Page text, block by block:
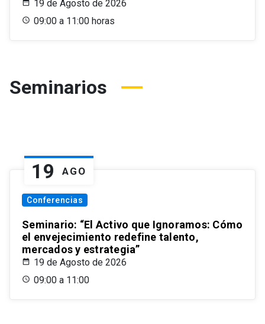
19 de Agosto de 2026
09:00 a 11:00 horas
Seminarios
19 AGO
Conferencias
Seminario: “El Activo que Ignoramos: Cómo
el envejecimiento redefine talento,
mercados y estrategia”
19 de Agosto de 2026
09:00 a 11:00